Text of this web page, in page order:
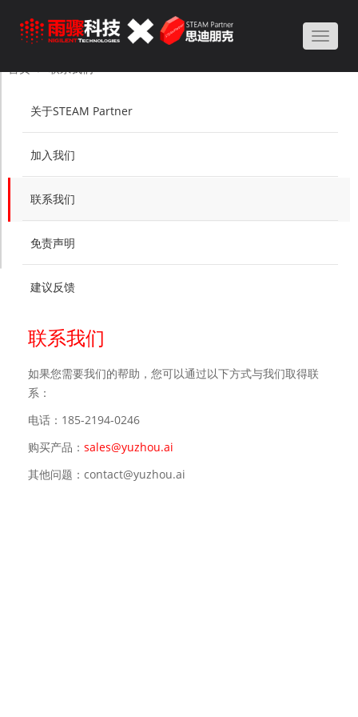
Toggle
首页
联系我们
关于STEAM Partner
加入我们
联系我们
免责声明
建议反馈
联系我们
如果您需要我们的帮助，您可以通过以下方式与我们取得联
系：
电话：185-2194-0246
购买产品： sales@yuzhou.ai
其他问题：contact@yuzhou.ai